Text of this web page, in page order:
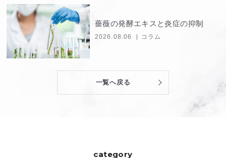
薔薇の発酵エキスと炎症の抑制
2026.08.06 コラム
一覧へ戻る
category